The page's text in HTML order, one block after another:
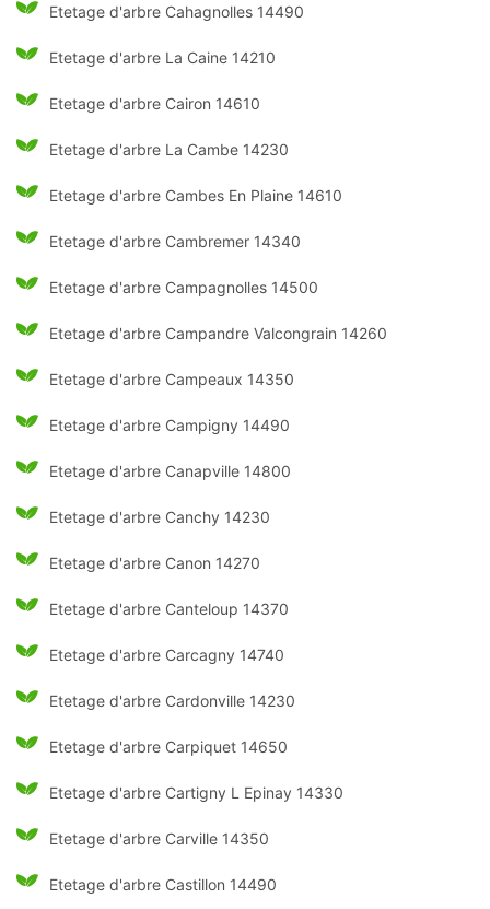
Etetage d'arbre Cahagnolles 14490
Etetage d'arbre La Caine 14210
Etetage d'arbre Cairon 14610
Etetage d'arbre La Cambe 14230
Etetage d'arbre Cambes En Plaine 14610
Etetage d'arbre Cambremer 14340
Etetage d'arbre Campagnolles 14500
Etetage d'arbre Campandre Valcongrain 14260
Etetage d'arbre Campeaux 14350
Etetage d'arbre Campigny 14490
Etetage d'arbre Canapville 14800
Etetage d'arbre Canchy 14230
Etetage d'arbre Canon 14270
Etetage d'arbre Canteloup 14370
Etetage d'arbre Carcagny 14740
Etetage d'arbre Cardonville 14230
Etetage d'arbre Carpiquet 14650
Etetage d'arbre Cartigny L Epinay 14330
Etetage d'arbre Carville 14350
Etetage d'arbre Castillon 14490